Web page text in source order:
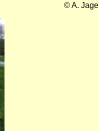
© A. Jagel